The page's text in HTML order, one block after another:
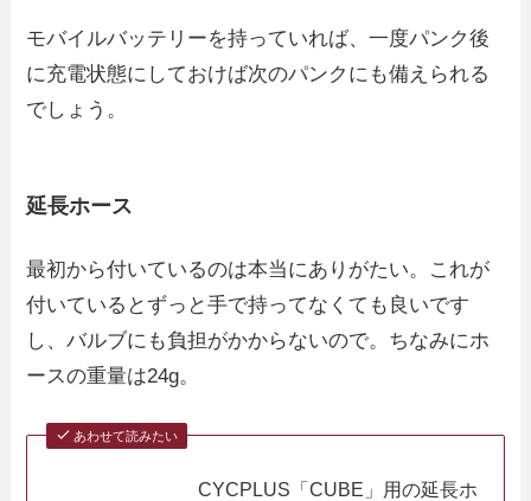
モバイルバッテリーを持っていれば、一度パンク後
に充電状態にしておけば次のパンクにも備えられる
でしょう。
延長ホース
最初から付いているのは本当にありがたい。これが
付いているとずっと手で持ってなくても良いです
し、バルブにも負担がかからないので。ちなみにホ
ースの重量は24g。
あわせて読みたい
CYCPLUS「CUBE」用の延長ホ